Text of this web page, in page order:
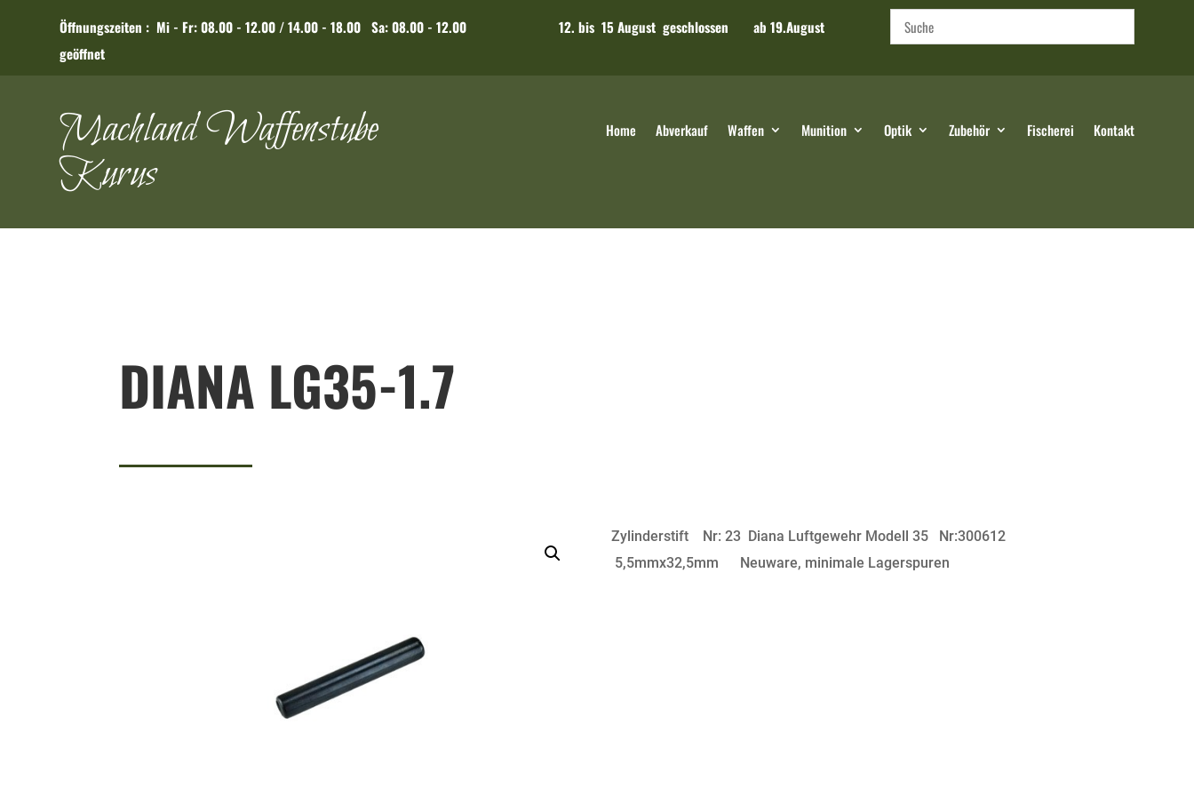
Öffnungszeiten : Mi - Fr: 08.00 - 12.00 / 14.00 - 18.00 Sa: 08.00 - 12.00
12. bis 15 August geschlossen ab 19.August
geöffnet
Machland Waffenstube
Kurus
Home Abverkauf Waffen Munition Optik Zubehör Fischerei Kontakt
DIANA LG35-1.7
Zylinderstift Nr: 23 Diana Luftgewehr Modell 35 Nr:300612
5,5mmx32,5mm Neuware, minimale Lagerspuren